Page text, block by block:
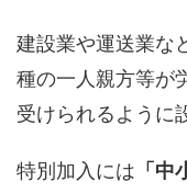
建設業や運送業な
種の一人親方等が
受けられるように
特別加入には 「